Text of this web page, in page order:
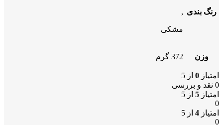
رنگ بندی ,
مشکی
وزن 372 گرم
امتیاز 0 از 5
0 نقد و بررسی
امتیاز 5 از 5
0
امتیاز 4 از 5
0